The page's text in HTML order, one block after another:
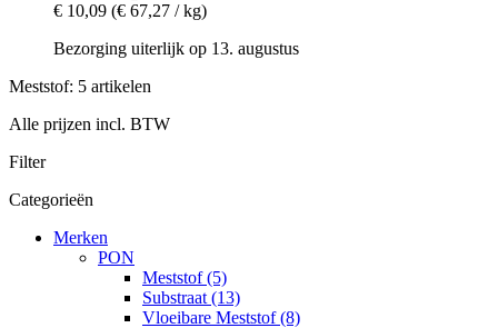
€ 10,09 (€ 67,27 / kg)
Bezorging uiterlijk op 13. augustus
Meststof: 5 artikelen
Alle prijzen incl. BTW
Filter
Categorieën
Merken
PON
Meststof (5)
Substraat (13)
Vloeibare Meststof (8)